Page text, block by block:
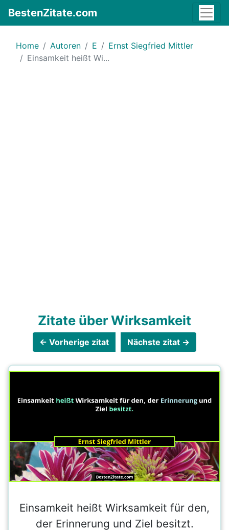
BestenZitate.com
Home Autoren E
Ernst Siegfried Mittler
Einsamkeit heißt Wi...
Zitate über Wirksamkeit
← Vorherige zitat Nächste zitat →
Einsamkeit heißt Wirksamkeit für den,
der Erinnerung und Ziel besitzt.